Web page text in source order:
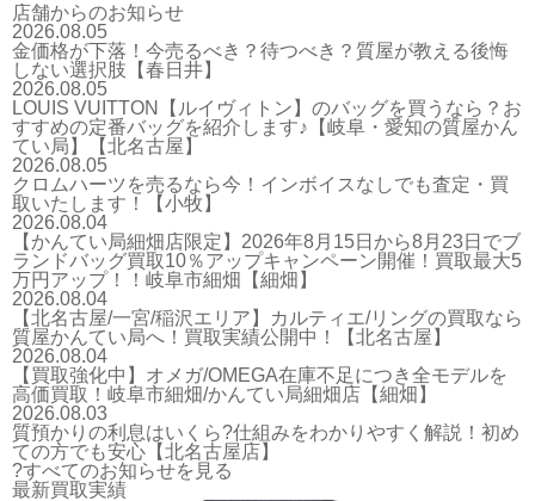
店舗からのお知らせ
2026.08.05
金価格が下落！今売るべき？待つべき？質屋が教える後悔
しない選択肢【春日井】
2026.08.05
LOUIS VUITTON【ルイヴィトン】のバッグを買うなら？お
すすめの定番バッグを紹介します♪【岐阜・愛知の質屋かん
てい局】【北名古屋】
2026.08.05
クロムハーツを売るなら今！インボイスなしでも査定・買
取いたします！【小牧】
2026.08.04
【かんてい局細畑店限定】2026年8月15日から8月23日でブ
ランドバッグ買取10％アップキャンペーン開催！買取最大5
万円アップ！！岐阜市細畑【細畑】
2026.08.04
【北名古屋/一宮/稲沢エリア】カルティエ/リングの買取なら
質屋かんてい局へ！買取実績公開中！【北名古屋】
2026.08.04
【買取強化中】オメガ/OMEGA在庫不足につき全モデルを
高価買取！岐阜市細畑/かんてい局細畑店【細畑】
2026.08.03
質預かりの利息はいくら?仕組みをわかりやすく解説！初め
ての方でも安心【北名古屋店】
?すべてのお知らせを見る
最新買取実績